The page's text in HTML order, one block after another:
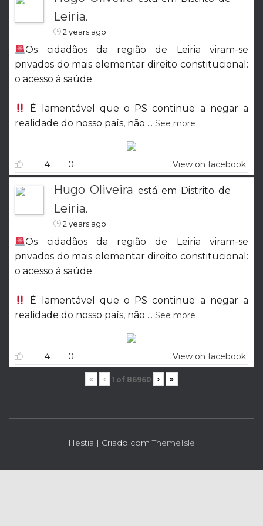
Leiria.
2 years ago
Os cidadãos da região de Leiria viram-se
privados do mais elementar direito constitucional:
o acesso à saúde.
É lamentável que o PS continue a negar a
realidade do nosso país, não ... See more
4 0 View on facebook
Hugo Oliveira está em Distrito de
Leiria.
2 years ago
Os cidadãos da região de Leiria viram-se
privados do mais elementar direito constitucional:
o acesso à saúde.
É lamentável que o PS continue a negar a
realidade do nosso país, não ... See more
4 0 View on facebook
« ‹ 1 of 86960 › »
Hestia | Criado comThemeIsle